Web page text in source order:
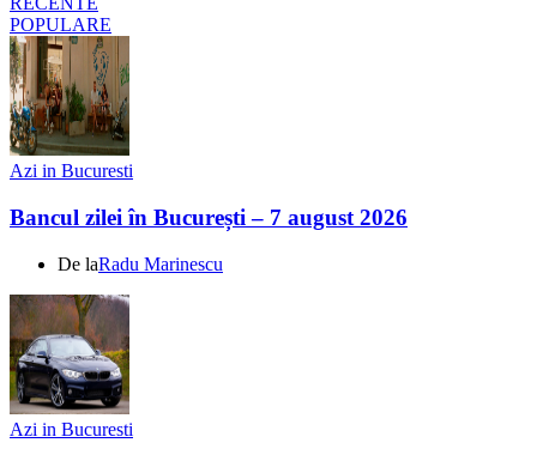
POPULARE
Azi in Bucuresti
Bancul zilei în București – 7 august 2026
De laRadu Marinescu
Azi in Bucuresti